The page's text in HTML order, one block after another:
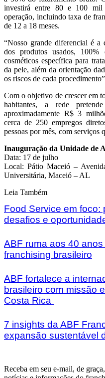
investirá entre 80 e 100 mil
operação, incluindo taxa de
de 12 a 18 meses.
“Nosso grande diferencial é a
dos produtos usados, 100%
cosméticos específica para
da pele, além da orientação
os riscos de cada
Com o objetivo de crescer em
habitantes, a rede
aproximadamente R$ 3
cerca de 250 empregos
pessoas por mês, com serviços
Inauguração da Unidade de
Data: 17 de julho
Local: Pátio Maceió –
Universitária, Maceió – AL
Leia Também
Food Service em foco:
desafios e
ABF ruma aos 40
franchising brasileiro
ABF fortalece a
brasileiro com missão
Costa Rica
7 insights da ABF
expansão sustentável
Receba em seu e-mail, de